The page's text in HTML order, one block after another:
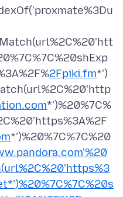
2Fpiki.fm*')
*')%20%7C%
*')%20%7C%7C%20